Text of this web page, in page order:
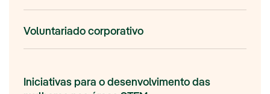
Voluntariado corporativo
Iniciativas para o desenvolvimento das